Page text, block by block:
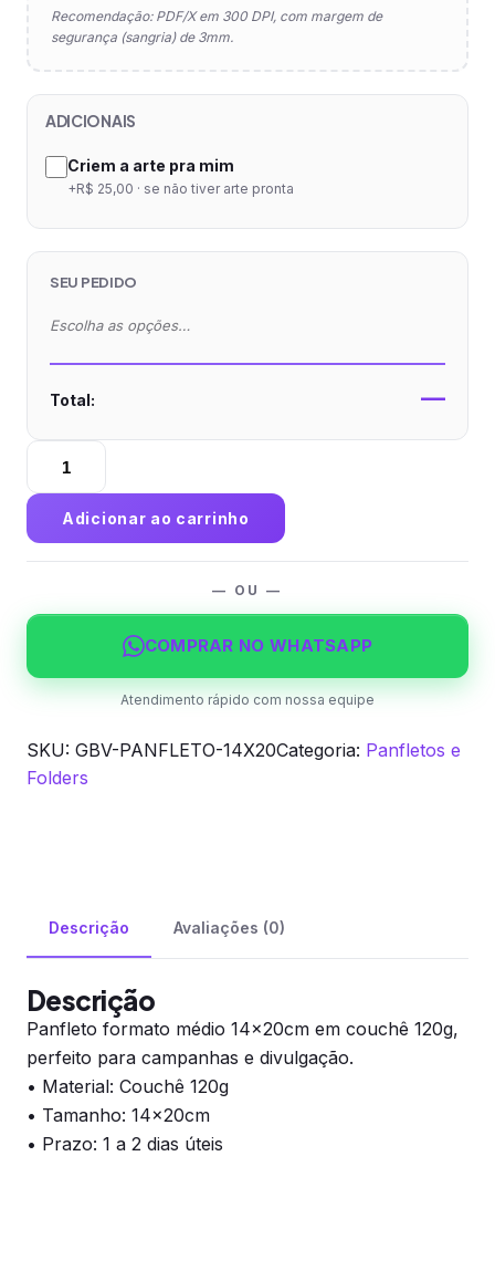
Recomendação: PDF/X em 300 DPI, com margem de
segurança (sangria) de 3mm.
ADICIONAIS
Criem a arte pra mim
+R$ 25,00 · se não tiver arte pronta
SEU PEDIDO
Escolha as opções…
Total: —
Panfleto
14x20cm
—
Couchê
120g
Adicionar ao carrinho
— OU —
COMPRAR NO WHATSAPP
Atendimento rápido com nossa equipe
SKU: GBV-PANFLETO-14X20Categoria: Panfletos e
Folders
Descrição Avaliações (0)
Descrição
Panfleto formato médio 14x20cm em couchê 120g,
perfeito para campanhas e divulgação.
• Material: Couchê 120g
• Tamanho: 14x20cm
• Prazo: 1 a 2 dias úteis